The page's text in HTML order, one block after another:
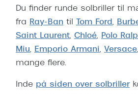
Du finder runde solbriller til
fra Ray-Ban til Tom Ford,
Saint Laurent, Chloé, Polo
Miu, Emporio Armani, Versace,
mange flere.
Inde på siden over solbriller